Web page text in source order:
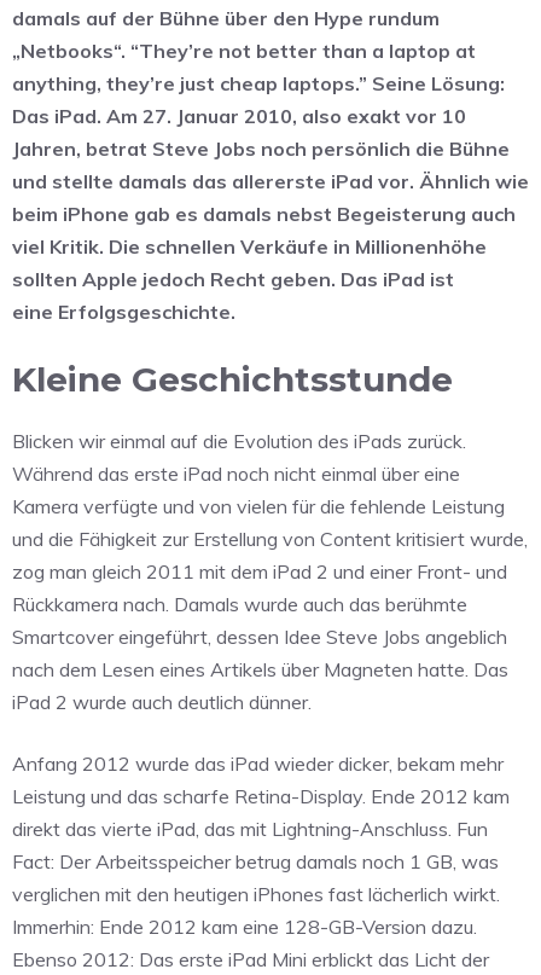
damals auf der Bühne über den Hype rundum
„Netbooks“. “They’re not better than a laptop at
anything, they’re just cheap laptops.” Seine Lösung:
Das iPad. Am 27. Januar 2010, also exakt vor 10
Jahren, betrat Steve Jobs noch persönlich die Bühne
und stellte damals das allererste iPad vor. Ähnlich wie
beim iPhone gab es damals nebst Begeisterung auch
viel Kritik. Die schnellen Verkäufe in Millionenhöhe
sollten Apple jedoch Recht geben. Das iPad ist
eine Erfolgsgeschichte.
Kleine Geschichtsstunde
Blicken wir einmal auf die Evolution des iPads zurück.
Während das erste iPad noch nicht einmal über eine
Kamera verfügte und von vielen für die fehlende Leistung
und die Fähigkeit zur Erstellung von Content kritisiert wurde,
zog man gleich 2011 mit dem iPad 2 und einer Front- und
Rückkamera nach. Damals wurde auch das berühmte
Smartcover eingeführt, dessen Idee Steve Jobs angeblich
nach dem Lesen eines Artikels über Magneten hatte. Das
iPad 2 wurde auch deutlich dünner.
Anfang 2012 wurde das iPad wieder dicker, bekam mehr
Leistung und das scharfe Retina-Display. Ende 2012 kam
direkt das vierte iPad, das mit Lightning-Anschluss. Fun
Fact: Der Arbeitsspeicher betrug damals noch 1 GB, was
verglichen mit den heutigen iPhones fast lächerlich wirkt.
Immerhin: Ende 2012 kam eine 128-GB-Version dazu.
Ebenso 2012: Das erste iPad Mini erblickt das Licht der